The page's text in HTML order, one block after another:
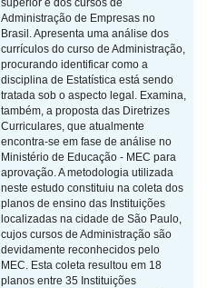
superior e dos cursos de
Administração de Empresas no
Brasil. Apresenta uma análise dos
currículos do curso de Administração,
procurando identificar como a
disciplina de Estatística está sendo
tratada sob o aspecto legal. Examina,
também, a proposta das Diretrizes
Curriculares, que atualmente
encontra-se em fase de análise no
Ministério de Educação - MEC para
aprovação. A metodologia utilizada
neste estudo constituiu na coleta dos
planos de ensino das Instituições
localizadas na cidade de São Paulo,
cujos cursos de Administração são
devidamente reconhecidos pelo
MEC. Esta coleta resultou em 18
planos entre 35 Instituições